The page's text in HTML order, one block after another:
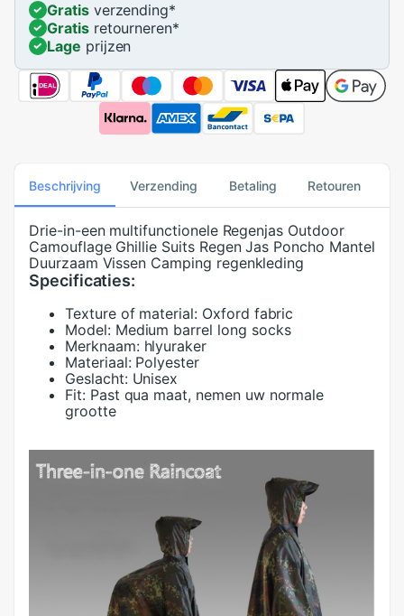
Gratisverzending*
Gratisretourneren*
Lage prijzen
Beschrijving Verzending Betaling Retouren
Drie-in-een multifunctionele Regenjas Outdoor
Camouflage Ghillie Suits Regen Jas Poncho Mantel
Duurzaam Vissen Camping regenkleding
Specificaties:
Texture of material: Oxford fabric
Model: Medium barrel long socks
Merknaam: hlyuraker
Materiaal: Polyester
Geslacht: Unisex
Fit: Past qua maat, nemen uw normale
grootte